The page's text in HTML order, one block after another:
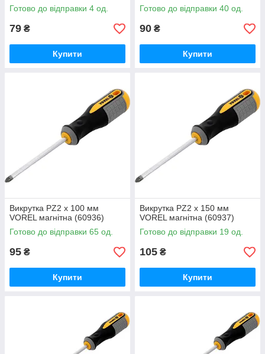
Готово до відправки 4 од.
79 ₴
Купити
Готово до відправки 40 од.
90 ₴
Купити
Викрутка PZ2 х 100 мм
VOREL магнітна (60936)
Готово до відправки 65 од.
95 ₴
Купити
Викрутка PZ2 х 150 мм
VOREL магнітна (60937)
Готово до відправки 19 од.
105 ₴
Купити